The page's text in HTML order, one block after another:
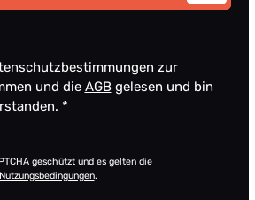
zur
und die AGBgelesen und bin
*
geschützt und es gelten die
Nutzungsbedingungen.